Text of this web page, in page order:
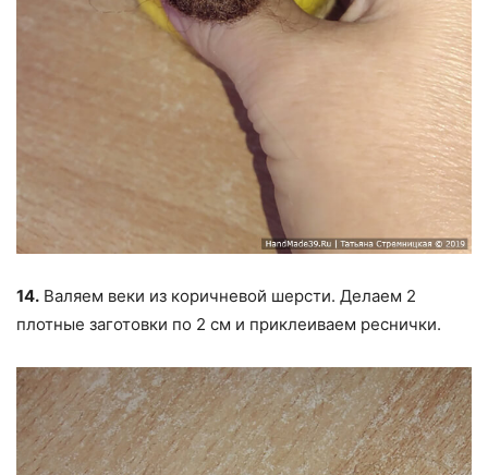
14. Валяем веки из коричневой шерсти. Делаем 2
плотные заготовки по 2 см и приклеиваем реснички.